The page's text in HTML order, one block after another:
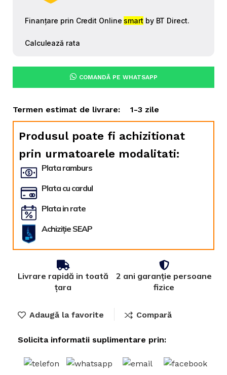
COMANDĂ PE WHATSAPP
Termen estimat de livrare: 1-3 zile
Produsul poate fi achizitionat
prin urmatoarele modalitati:
Plata ramburs
Plata cu cardul
Plata in rate
Achiziție SEAP
Livrare rapidă in toată
țara
2 ani garanție persoane
fizice
Adaugă la favorite Compară
Solicita informatii suplimentare prin: